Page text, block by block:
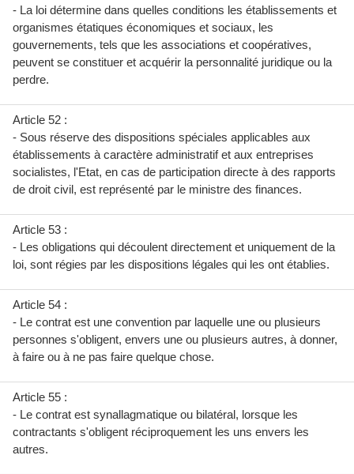
- La loi détermine dans quelles conditions les établissements et
organismes étatiques économiques et sociaux, les
gouvernements, tels que les associations et coopératives,
peuvent se constituer et acquérir la personnalité juridique ou la
perdre.
Article 52 :
- Sous réserve des dispositions spéciales applicables aux
établissements à caractère administratif et aux entreprises
socialistes, l'Etat, en cas de participation directe à des rapports
de droit civil, est représenté par le ministre des finances.
Article 53 :
- Les obligations qui découlent directement et uniquement de la
loi, sont régies par les dispositions légales qui les ont établies.
Article 54 :
- Le contrat est une convention par laquelle une ou plusieurs
personnes s'obligent, envers une ou plusieurs autres, à donner,
à faire ou à ne pas faire quelque chose.
Article 55 :
- Le contrat est synallagmatique ou bilatéral, lorsque les
contractants s'obligent réciproquement les uns envers les
autres.